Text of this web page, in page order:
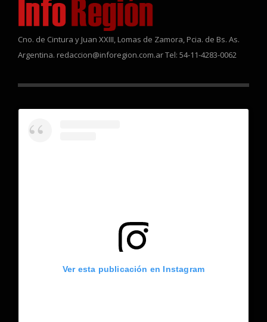
Cno. de Cintura y Juan XXIII, Lomas de Zamora, Pcia. de Bs. As.
Argentina. redaccion@inforegion.com.ar Tel: 54-11-4283-0062
Ver esta publicación en Instagram